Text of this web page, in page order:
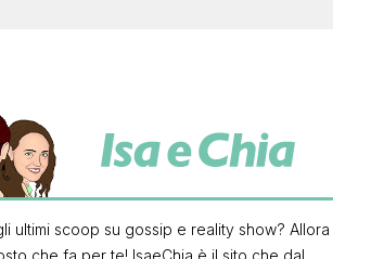
ultimi scoop su gossip e reality show? Allora
che fa per te! IsaeChia è il sito che dal